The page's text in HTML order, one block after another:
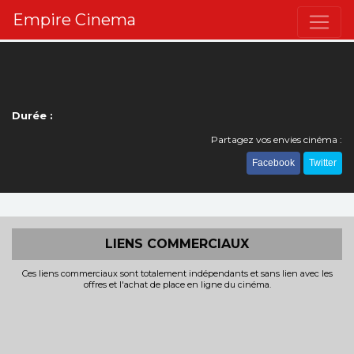
Empire Cinema
Durée :
Partagez vos envies cinéma :
Facebook Twitter
LIENS COMMERCIAUX
Ces liens commerciaux sont totalement indépendants et sans lien avec les
offres et l'achat de place en ligne du cinéma.